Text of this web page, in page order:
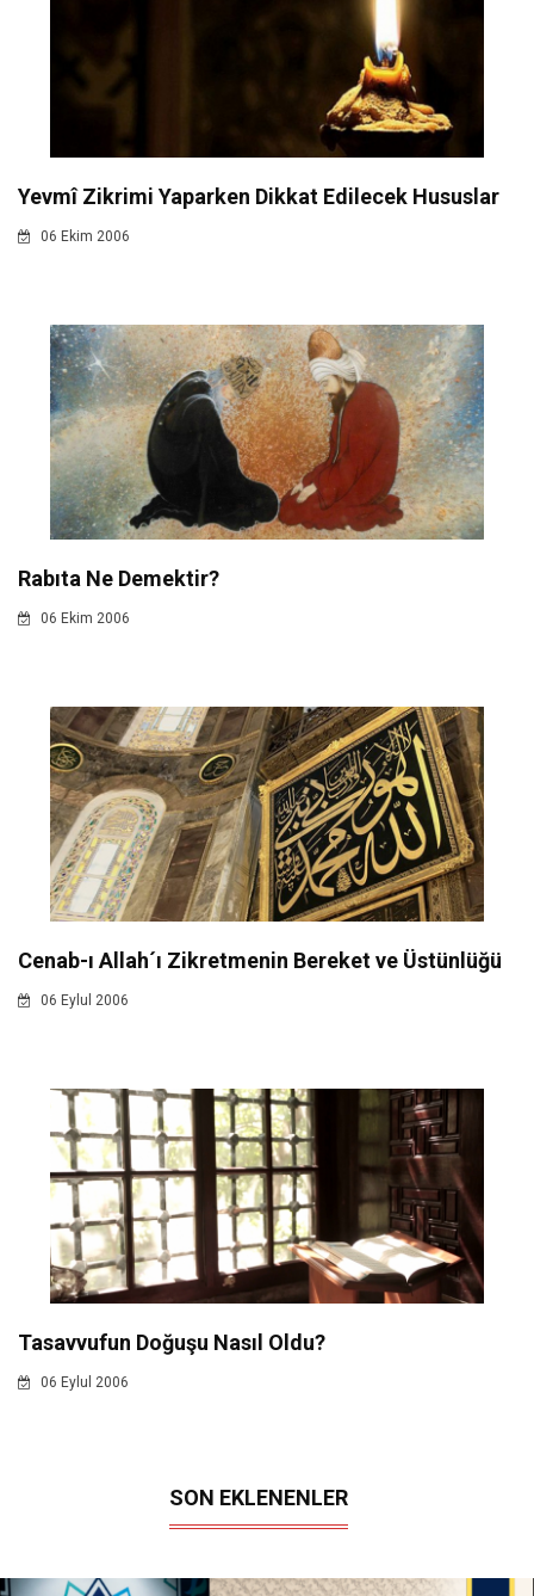
Yevmî Zikrimi Yaparken Dikkat Edilecek Hususlar
06 Ekim 2006
Rabıta Ne Demektir?
06 Ekim 2006
Cenab-ı Allah´ı Zikretmenin Bereket ve Üstünlüğü
06 Eylul 2006
Tasavvufun Doğuşu Nasıl Oldu?
06 Eylul 2006
SON EKLENENLER